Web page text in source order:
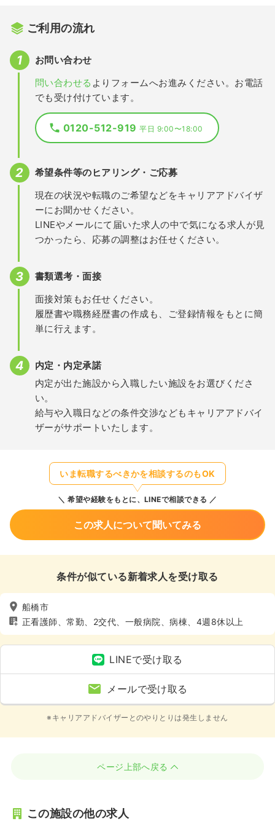
ご利用の流れ
お問い合わせ
問い合わせる よりフォームへお進みください。お電話
でも受け付けています。
0120-512-919平日 9:00〜18:00
希望条件等のヒアリング・ご応募
現在の状況や転職のご希望などをキャリアアドバイザ
ーにお聞かせください。
LINEやメールにて届いた求人の中で気になる求人が見
つかったら、応募の調整はお任せください。
書類選考・面接
面接対策もお任せください。
履歴書や職務経歴書の作成も、ご登録情報をもとに簡
単に行えます。
内定・内定承諾
内定が出た施設から入職したい施設をお選びくださ
い。
給与や入職日などの条件交渉などもキャリアアドバイ
ザーがサポートいたします。
いま転職するべきかを相談するのもOK
希望や経験をもとに、LINEで相談できる
この求人について聞いてみる
条件が似ている新着求人を受け取る
船橋市
正看護師、常勤、2交代、一般病院、病棟、4週8休以上
LINEで受け取る
メールで受け取る
※キャリアアドバイザーとのやりとりは発生しません
ページ上部へ戻る
この施設の他の求人